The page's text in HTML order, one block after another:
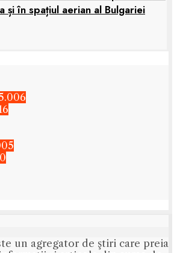
și în spațiul aerian al Bulgariei
un agregator de ştiri care preia